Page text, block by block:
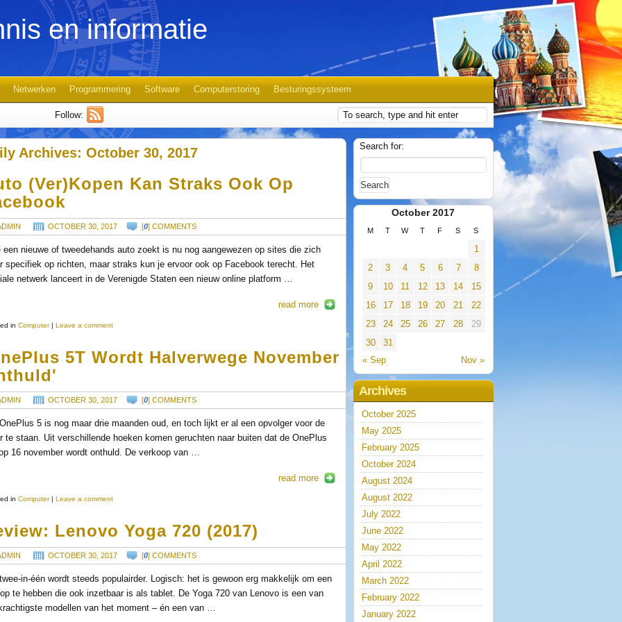
en informatie
Netwerken Programmering Software Computerstoring Besturingssysteem
Follow:
Archives:October 30, 2017
(ver)kopen Kan Straks Ook Op
OCTOBER 30, 2017 [0] COMMENTS
een nieuwe of tweedehands auto zoekt is nu nog aangewezen op sites die zich
specifiek op richten, maar straks kun je ervoor ook op Facebook terecht. Het
netwerk lanceert in de Verenigde Staten een nieuw online platform …
read more
in Computer | Leave a comment
5T Wordt Halverwege November
OCTOBER 30, 2017 [0] COMMENTS
5 is nog maar drie maanden oud, en toch lijkt er al een opvolger voor de
te staan. Uit verschillende hoeken komen geruchten naar buiten dat de OnePlus
16 november wordt onthuld. De verkoop van …
read more
in Computer | Leave a comment
Lenovo Yoga 720 (2017)
OCTOBER 30, 2017 [0] COMMENTS
in-één wordt steeds populairder. Logisch: het is gewoon erg makkelijk om een
te hebben die ook inzetbaar is als tablet. De Yoga 720 van Lenovo is een van
modellen van het moment – én een van …
Search for:
October 2017
M T W T F S S
« Sep Nov »
1
2
3 4 5 6 7
8
9
10 11 12 13 14
15
16
17 18 19 20 21
22
23
24 25 26 27 28
29
30
31
Archives
October 2025
May 2025
February 2025
October 2024
August 2024
August 2022
July 2022
June 2022
May 2022
April 2022
March 2022
February 2022
January 2022